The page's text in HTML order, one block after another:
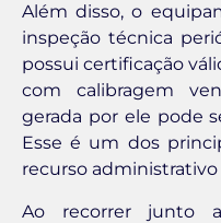
Além disso, o
inspeção técnica
possui certificação
com calibragem
gerada por ele pode
Esse é um dos
recurso
Ao recorrer junto